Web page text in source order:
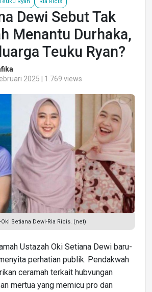
Dewi Sebut Tak
Menantu Durhaka,
Teuku Ryan?
2025 | 1.769 views
Setiana Dewi-Ria Ricis. (net)
Ustazah Oki Setiana Dewi baru-
perhatian publik. Pendakwah
ceramah terkait hubvungan
mertua yang memicu pro dan